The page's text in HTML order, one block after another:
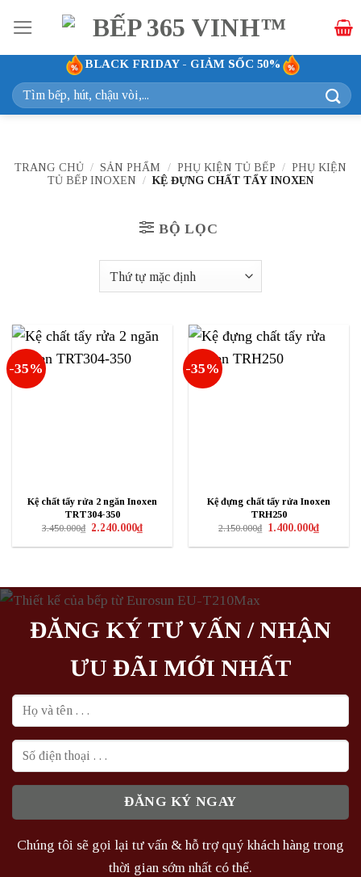
qua
nội
dung
BLACK FRIDAY - GIẢM SỐC 50%
Tìm
kiếm:
TRANG CHỦ / SẢN PHẨM / PHỤ KIỆN TỦ BẾP / PHỤ KIỆN
TỦ BẾP INOXEN / KỆ ĐỰNG CHẤT TẨY INOXEN
BỘ LỌC
-35%
Kệ chất tẩy rửa 2 ngăn Inoxen
TRT304-350
3.450.000₫ Giá
là:
2.240.000₫Giá
hiện
tại
-35%
Kệ đựng chất tẩy rửa Inoxen
TRH250
2.150.000₫ Giá
là:
1.400.000₫Giá
hiện
tại
ĐĂNG KÝ TƯ VẤN / NHẬN
ƯU ĐÃI MỚI NHẤT
Chúng tôi sẽ gọi lại tư vấn & hỗ trợ quý khách hàng trong
thời gian sớm nhất có thể.